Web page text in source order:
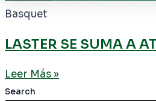
Basquet
LASTER SE SUMA A
Leer Más »
Search